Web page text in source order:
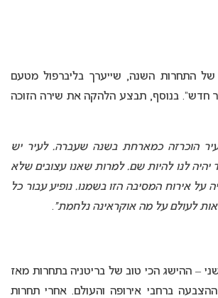
של התחרות השנה, שייערך בליברפול מטעם
חדש”. בנוסף, תבצע הלהקה את שירה הזוכה
הוכרזה כמארחת בשנה שעברה. לעיר יש
יהיה לנו להיות שם. למרות שאנו עצובים שלא
על אירוח המסיבה הזו בשמנו. נופיע עבור כל
לעולם על מה אוקראינה נלחמת”.
– ההישג הכי טוב של בריטניה בתחרות מאז
ההצבעה ברחבי אירופה והעולם. אחרי תחרות